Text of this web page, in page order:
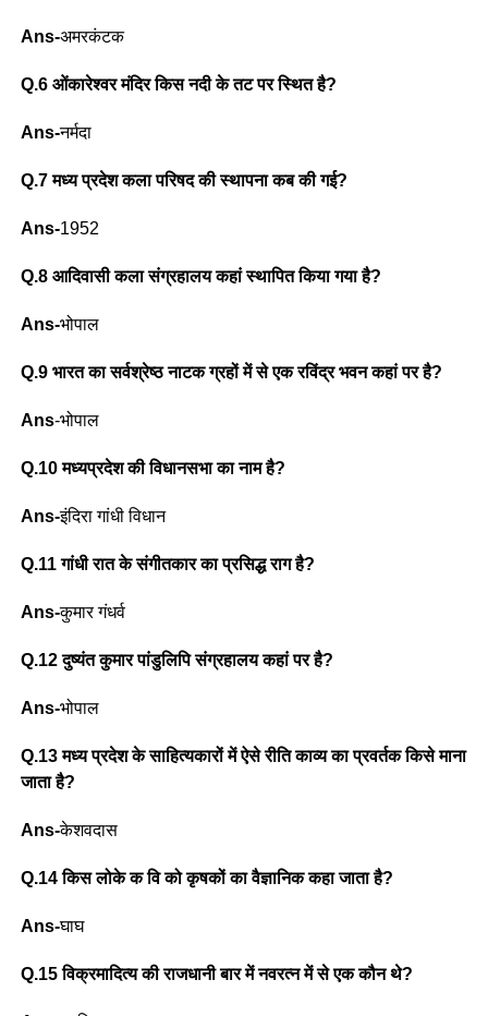
Ans-अमरकंटक
Q.6 ओंकारेश्वर मंदिर किस नदी के तट पर स्थित है?
Ans-नर्मदा
Q.7 मध्य प्रदेश कला परिषद की स्थापना कब की गई?
Ans-1952
Q.8 आदिवासी कला संग्रहालय कहां स्थापित किया गया है?
Ans-भोपाल
Q.9 भारत का सर्वश्रेष्ठ नाटक ग्रहों में से एक रविंद्र भवन कहां पर है?
Ans-भोपाल
Q.10 मध्यप्रदेश की विधानसभा का नाम है?
Ans-इंदिरा गांधी विधान
Q.11 गांधी रात के संगीतकार का प्रसिद्ध राग है?
Ans-कुमार गंधर्व
Q.12 दुष्यंत कुमार पांडुलिपि संग्रहालय कहां पर है?
Ans-भोपाल
Q.13 मध्य प्रदेश के साहित्यकारों में ऐसे रीति काव्य का प्रवर्तक किसे माना
जाता है?
Ans-केशवदास
Q.14 किस लोके क वि को कृषकों का वैज्ञानिक कहा जाता है?
Ans-घाघ
Q.15 विक्रमादित्य की राजधानी बार में नवरत्न में से एक कौन थे?